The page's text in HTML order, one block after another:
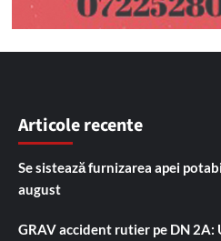
Articole recente
Se sistează furnizarea apei
august
GRAV accident rutier pe DN